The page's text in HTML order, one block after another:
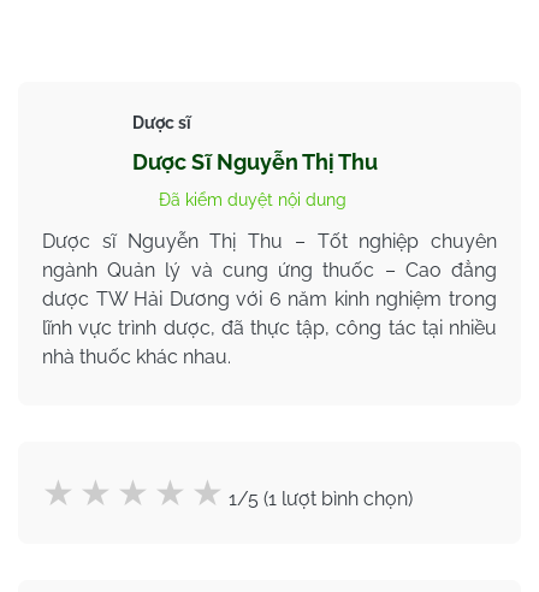
Dược sĩ
Dược Sĩ Nguyễn Thị Thu
Đã kiểm duyệt nội dung
Dược sĩ Nguyễn Thị Thu – Tốt nghiệp chuyên
ngành Quản lý và cung ứng thuốc – Cao đẳng
dược TW Hải Dương với 6 năm kinh nghiệm trong
lĩnh vực trình dược, đã thực tập, công tác tại nhiều
nhà thuốc khác nhau.
1/5 (1 lượt bình chọn)